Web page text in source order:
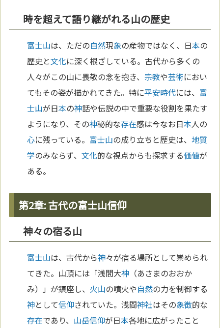
時を超えて語り継がれる山の歴史
富士山は、ただの自然現象の産物ではなく、日本の
歴史と文化に深く根ざしている。古代から多くの
人々がこの山に畏敬の念を抱き、 宗教や芸術におい
てもその姿が描かれてきた。特に平安時代には、 富
士山が日本の神話や伝説の中で重要な役割を果たす
ようになり、その神秘的な存在感は今なお日本人の
心に残っている。 富士山の成り立ちと歴史は、地質
学のみならず、文化的な視点からも探求する価値が
ある。
第2章: 古代の富士山信仰
神々の宿る山
富士山は、古代から神々が宿る場所として崇められ
てきた。山頂には「浅間大神 （あさまのおおか
み）」が鎮座し、 火山の噴火や自然の力を制御する
神として信仰されていた。浅間神社はその象徴的な
存在であり、 山岳信仰が日本各地に広がったこと